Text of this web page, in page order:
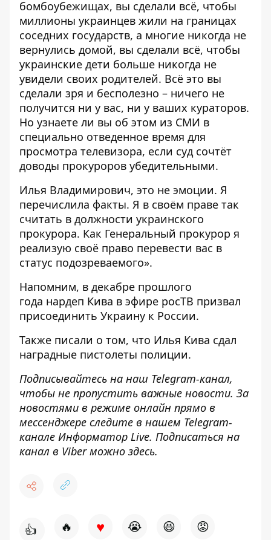
бомбоубежищах, вы сделали всё, чтобы
миллионы украинцев жили на границах
соседних государств, а многие никогда не
вернулись домой, вы сделали всё, чтобы
украинские дети больше никогда не
увидели своих родителей. Всё это вы
сделали зря и бесполезно – ничего не
получится ни у вас, ни у ваших кураторов.
Но узнаете ли вы об этом из СМИ в
специально отведенное время для
просмотра телевизора, если суд сочтёт
доводы прокуроров убедительными.
Илья Владимирович, это не эмоции. Я
перечислила факты. Я в своём праве так
считать в должности украинского
прокурора. Как Генеральный прокурор я
реализую своё право перевести вас в
статус подозреваемого».
Напомним, в декабре прошлого
года нардеп Кива в эфире росТВ призвал
присоединить Украину к России.
Также писали о том, что Илья Кива сдал
наградные пистолеты полиции.
Подписывайтесь на наш Telegram-канал,
чтобы не пропустить важные новости. За
новостями в режиме онлайн прямо в
мессенджере следите в нашем Telegram-
канале Информатор Live. Подписаться на
канал в Viber можно здесь.
👍 🔥 ♥ 😭 😆 😡